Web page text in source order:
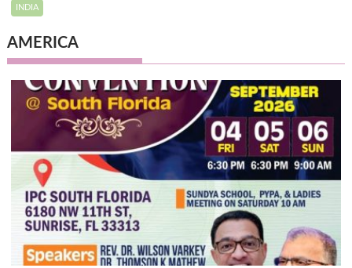
INDIA
AMERICA